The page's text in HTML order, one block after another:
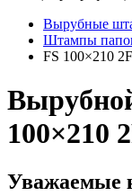
Вырубные
Штампы
FS 100×210 2F
100×210
Уважаемые